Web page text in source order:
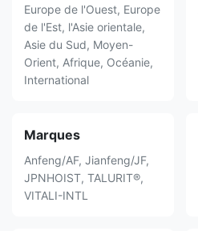
Europe de l'Ouest, Europe
de l'Est, l'Asie orientale,
Asie du Sud, Moyen-
Orient, Afrique, Océanie,
International
Marques
Anfeng/AF, Jianfeng/JF,
JPNHOIST, TALURIT®,
VITALI-INTL